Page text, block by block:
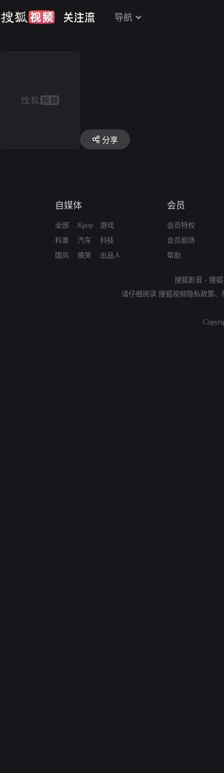
导航
分享
自媒体
全部
科普
国风
Kpop
汽车
搞笑
游戏
科技
出品人
会员
会员特权
会员剧场
帮助
搜狐影音 - 搜
请仔细阅读 搜狐视频隐私政策、